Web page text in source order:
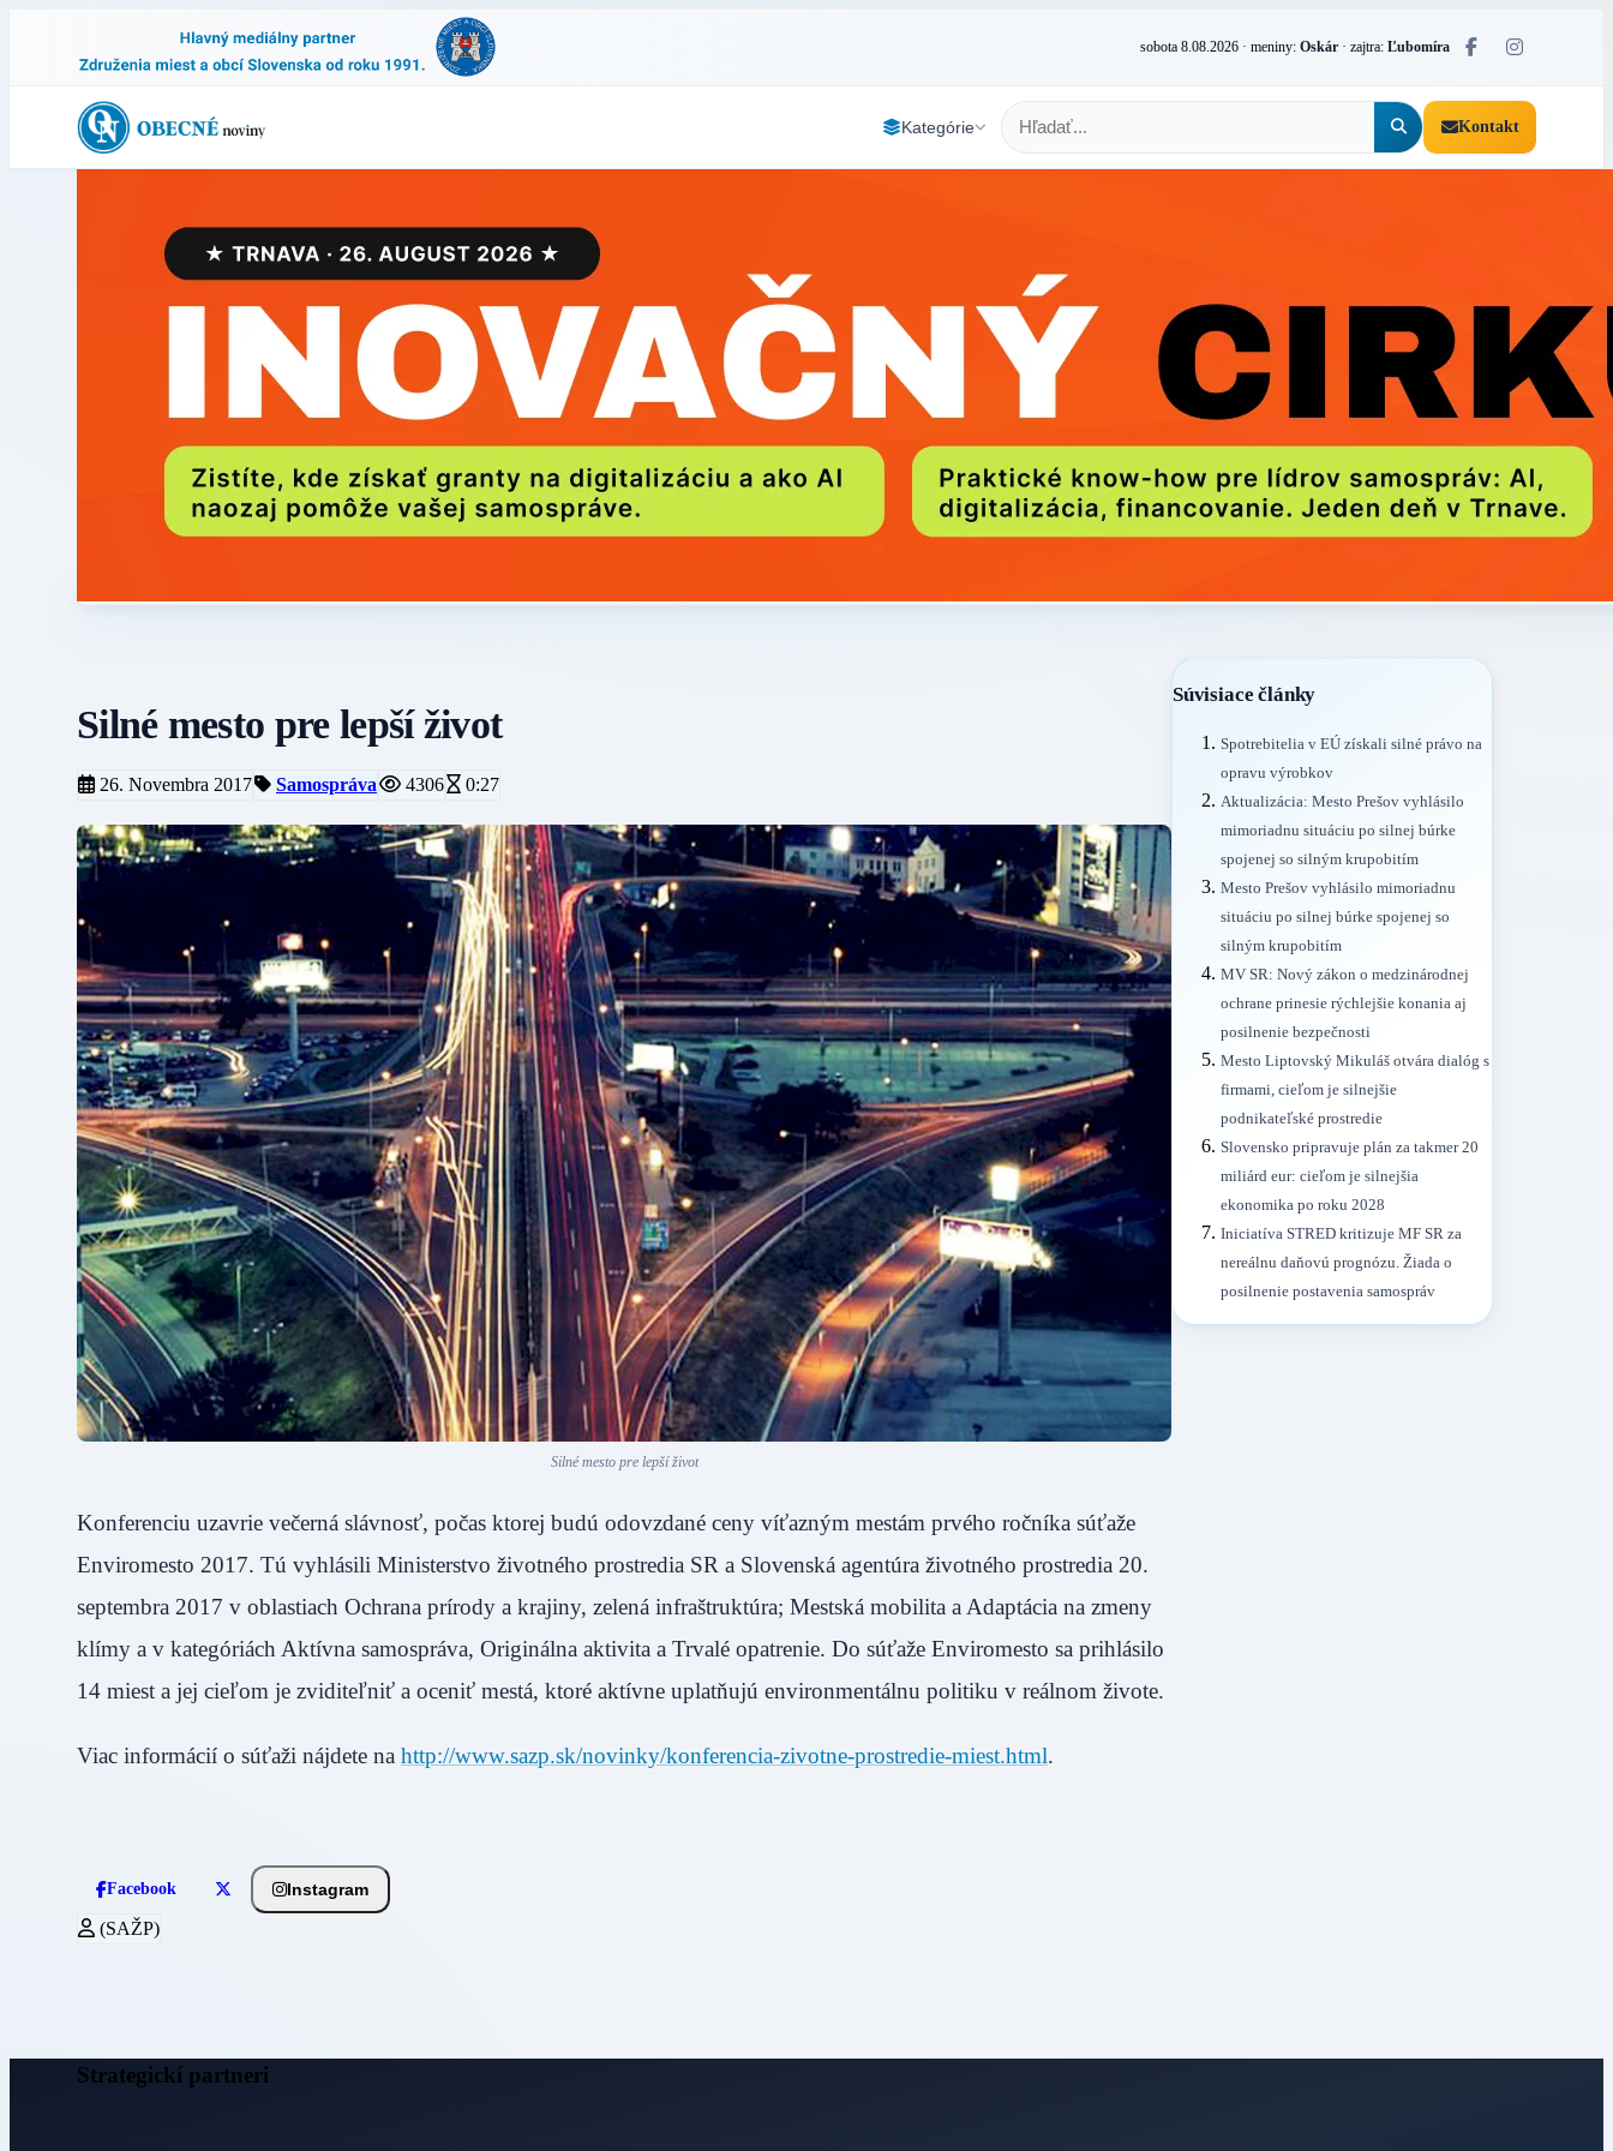
sobota 8.08.2026 · meniny: Oskár · zajtra: Ľubomíra
Kategórie Kontakt
Silné mesto pre lepší život
26. Novembra 2017 Samospráva 4306 0:27
Silné mesto pre lepší život
Konferenciu uzavrie večerná slávnosť, počas ktorej budú odovzdané ceny víťazným mestám prvého ročníka súťaže
Enviromesto 2017. Tú vyhlásili Ministerstvo životného prostredia SR a Slovenská agentúra životného prostredia 20.
septembra 2017 v oblastiach Ochrana prírody a krajiny, zelená infraštruktúra; Mestská mobilita a Adaptácia na zmeny
klímy a v kategóriách Aktívna samospráva, Originálna aktivita a Trvalé opatrenie. Do súťaže Enviromesto sa prihlásilo
14 miest a jej cieľom je zviditeľniť a oceniť mestá, ktoré aktívne uplatňujú environmentálnu politiku v reálnom živote.
Viac informácií o súťaži nájdete na http://www.sazp.sk/novinky/konferencia-zivotne-prostredie-miest.html.
Facebook Instagram
(SAŽP)
Súvisiace články
Spotrebitelia v EÚ získali silné právo na
opravu výrobkov
Aktualizácia: Mesto Prešov vyhlásilo
mimoriadnu situáciu po silnej búrke
spojenej so silným krupobitím
Mesto Prešov vyhlásilo mimoriadnu
situáciu po silnej búrke spojenej so
silným krupobitím
MV SR: Nový zákon o medzinárodnej
ochrane prinesie rýchlejšie konania aj
posilnenie bezpečnosti
Mesto Liptovský Mikuláš otvára dialóg s
firmami, cieľom je silnejšie
podnikateľské prostredie
Slovensko pripravuje plán za takmer 20
miliárd eur: cieľom je silnejšia
ekonomika po roku 2028
Iniciatíva STRED kritizuje MF SR za
nereálnu daňovú prognózu. Žiada o
posilnenie postavenia samospráv
Strategickí partneri